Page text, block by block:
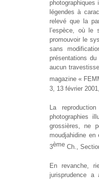
légendes à
relevé que la
l’espèce, où
promouvoir le
sans
présentations
aucun
magazine «
3, 13 février
La
photographies
grossières, ne
moudjahidine
3ème Ch.,
En revanche,
jurisprudence a